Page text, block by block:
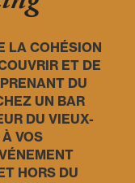
LA COHÉSION
ET DE
DU
UN BAR
DU VIEUX-
VOS
HORS DU